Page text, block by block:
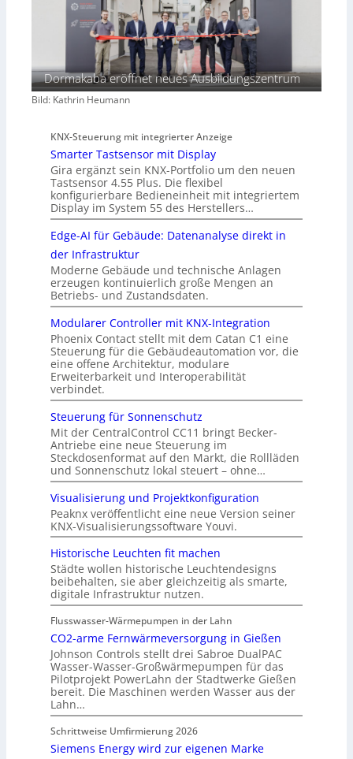
Dormakaba eröffnet neues Ausbildungszentrum
Bild: Kathrin Heumann
KNX-Steuerung mit integrierter Anzeige
Smarter Tastsensor mit Display
Gira ergänzt sein KNX-Portfolio um den neuen
Tastsensor 4.55 Plus. Die flexibel
konfigurierbare Bedieneinheit mit integriertem
Display im System 55 des Herstellers…
Edge-AI für Gebäude: Datenanalyse direkt in
der Infrastruktur
Moderne Gebäude und technische Anlagen
erzeugen kontinuierlich große Mengen an
Betriebs- und Zustandsdaten.
Modularer Controller mit KNX-Integration
Phoenix Contact stellt mit dem Catan C1 eine
Steuerung für die Gebäudeautomation vor, die
eine offene Architektur, modulare
Erweiterbarkeit und Interoperabilität
verbindet.
Steuerung für Sonnenschutz
Mit der CentralControl CC11 bringt Becker-
Antriebe eine neue Steuerung im
Steckdosenformat auf den Markt, die Rollläden
und Sonnenschutz lokal steuert – ohne…
Visualisierung und Projektkonfiguration
Peaknx veröffentlicht eine neue Version seiner
KNX-Visualisierungssoftware Youvi.
Historische Leuchten fit machen
Städte wollen historische Leuchtendesigns
beibehalten, sie aber gleichzeitig als smarte,
digitale Infrastruktur nutzen.
Flusswasser-Wärmepumpen in der Lahn
CO2-arme Fernwärmeversorgung in Gießen
Johnson Controls stellt drei Sabroe DualPAC
Wasser-Wasser-Großwärmepumpen für das
Pilotprojekt PowerLahn der Stadtwerke Gießen
bereit. Die Maschinen werden Wasser aus der
Lahn…
Schrittweise Umfirmierung 2026
Siemens Energy wird zur eigenen Marke